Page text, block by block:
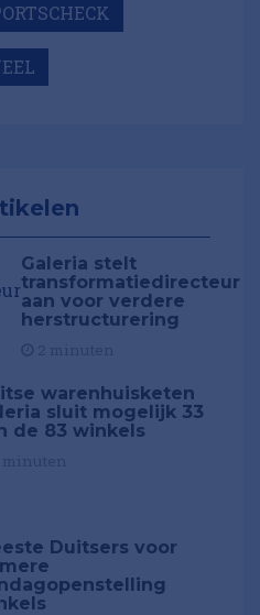
Galeria stelt
transformatiedirecteur
aan voor verdere
herstructurering
warenhuisketen
sluit mogelijk 33
de 83 winkels
Duitsers voor